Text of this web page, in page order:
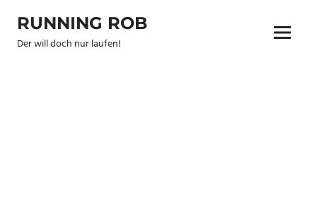
Inhalt
springen
RUNNING ROB
Der will doch nur laufen! Menu